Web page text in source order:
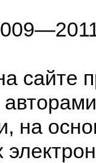
сайте
на